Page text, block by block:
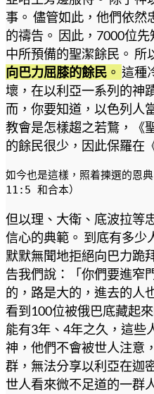
事。 儘管如此，他們依然
的禱告。 因此，7000位
中所預備的聖潔餘民。 所
向巴力屈膝的餘民 。 這種
壞，在以利亞一系列的神
而，你要知道，以色列人
教會是怎樣趨之若鶩，《
的餘民很少，因此保羅在
如今也是這樣，照着揀選的恩
11:5 和合本）
但以理、大衛、底波拉等
信心的典範。 到底有多少
默默無聞地拒絕向巴力跪
告我們說：「你們要進窄
的，路是大的，進去的人
看到100位被俄巴底藏起
能有3年、4年之久，這些
神，他們不會被世人注意
群，無法分享以利亞在迦
世人看來微不足道的一群